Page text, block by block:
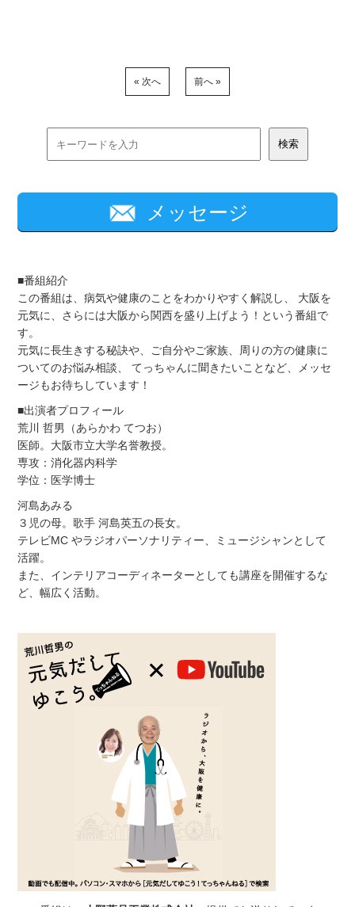
« 次へ 前へ »
メッセージ
■番組紹介
この番組は、病気や健康のことをわかりやすく解説し、 大阪を
元気に、さらには大阪から関西を盛り上げよう！という番組で
す。
元気に長生きする秘訣や、ご自分やご家族、周りの方の健康に
ついてのお悩み相談、 てっちゃんに聞きたいことなど、メッセ
ージもお待ちしています！
■出演者プロフィール
荒川 哲男（あらかわ てつお）
医師。大阪市立大学名誉教授。
専攻：消化器内科学
学位：医学博士
河島あみる
３児の母。歌手 河島英五の長女。
テレビMC やラジオパーソナリティー、ミュージシャンとして
活躍。
また、インテリアコーディネーターとしても講座を開催するな
ど、幅広く活動。